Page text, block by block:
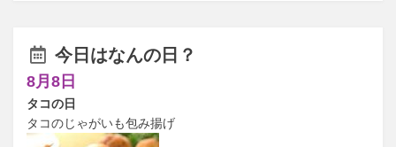
今日はなんの日？
8月8日
タコの日
タコのじゃがいも包み揚げ